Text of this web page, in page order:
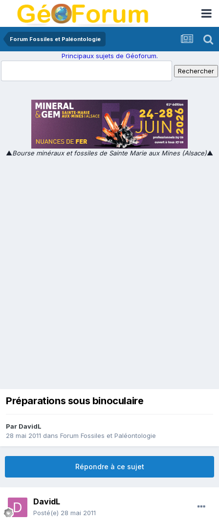
Forum Fossiles et Paléontologie
Principaux sujets de Géoforum.
▲Bourse minéraux et fossiles de Sainte Marie aux Mines (Alsace)▲
Préparations sous binoculaire
Par DavidL
28 mai 2011 dans Forum Fossiles et Paléontologie
Répondre à ce sujet
DavidL
Posté(e) 28 mai 2011